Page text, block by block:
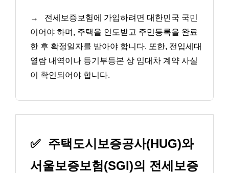
→
전세보증보험에 가입하려면 대한민국 국민
이어야 하며, 주택을 인도받고 주민등록을 완료
한 후 확정일자를 받아야 합니다. 또한, 전입세대
열람 내역이나 등기부등본 상 임대차 계약 사실
이 확인되어야 합니다.
✅ 주택도시보증공사(HUG)와
서울보증보험(SGI)의 전세보증